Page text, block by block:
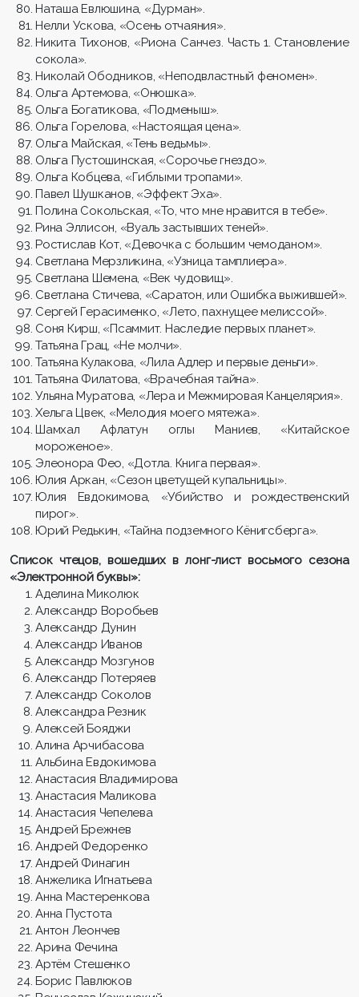
Наташа Евлюшина, «Дурман».
Нелли Ускова, «Осень отчаяния».
Никита Тихонов, «Риона Санчез. Часть 1. Становление
сокола».
Николай Ободников, «Неподвластный феномен».
Ольга Артемова, «Онюшка».
Ольга Богатикова, «Подменыш».
Ольга Горелова, «Настоящая цена».
Ольга Майская, «Тень ведьмы».
Ольга Пустошинская, «Сорочье гнездо».
Ольга Кобцева, «Гиблыми тропами».
Павел Шушканов, «Эффект Эха».
Полина Сокольская, «То, что мне нравится в тебе».
Рина Эллисон, «Вуаль застывших теней».
Ростислав Кот, «Девочка с большим чемоданом».
Светлана Мерзликина, «Узница тамплиера».
Светлана Шемена, «Век чудовищ».
Светлана Стичева, «Саратон, или Ошибка выжившей».
Сергей Герасименко, «Лето, пахнущее мелиссой».
Соня Кирш, «Псаммит. Наследие первых планет».
Татьяна Грац, «Не молчи».
Татьяна Кулакова, «Лила Адлер и первые деньги».
Татьяна Филатова, «Врачебная тайна».
Ульяна Муратова, «Лера и Межмировая Канцелярия».
Хельга Цвек, «Мелодия моего мятежа».
Шамхал Афлатун оглы Маниев, «Китайское
мороженое».
Элеонора Фео, «Дотла. Книга первая».
Юлия Аркан, «Сезон цветущей купальницы».
Юлия Евдокимова, «Убийство и рождественский
пирог».
Юрий Редькин, «Тайна подземного Кёнигсберга».
Список чтецов, вошедших в лонг-лист восьмого сезона
«Электронной буквы»:
Аделина Миколюк
Александр Воробьев
Александр Дунин
Александр Иванов
Александр Мозгунов
Александр Потеряев
Александр Соколов
Александра Резник
Алексей Бояджи
Алина Арчибасова
Альбина Евдокимова
Анастасия Владимирова
Анастасия Маликова
Анастасия Чепелева
Андрей Брежнев
Андрей Федоренко
Андрей Финагин
Анжелика Игнатьева
Анна Мастеренкова
Анна Пустота
Антон Леончев
Арина Фечина
Артём Стешенко
Борис Павлюков